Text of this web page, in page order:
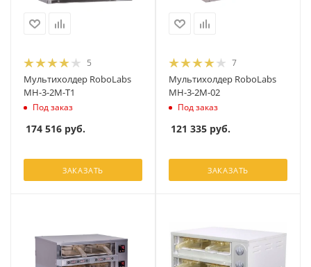
5
Мультихолдер RoboLabs
МН-3-2М-T1
Под заказ
174 516 руб.
ЗАКАЗАТЬ
7
Мультихолдер RoboLabs
МН-3-2М-02
Под заказ
121 335 руб.
ЗАКАЗАТЬ